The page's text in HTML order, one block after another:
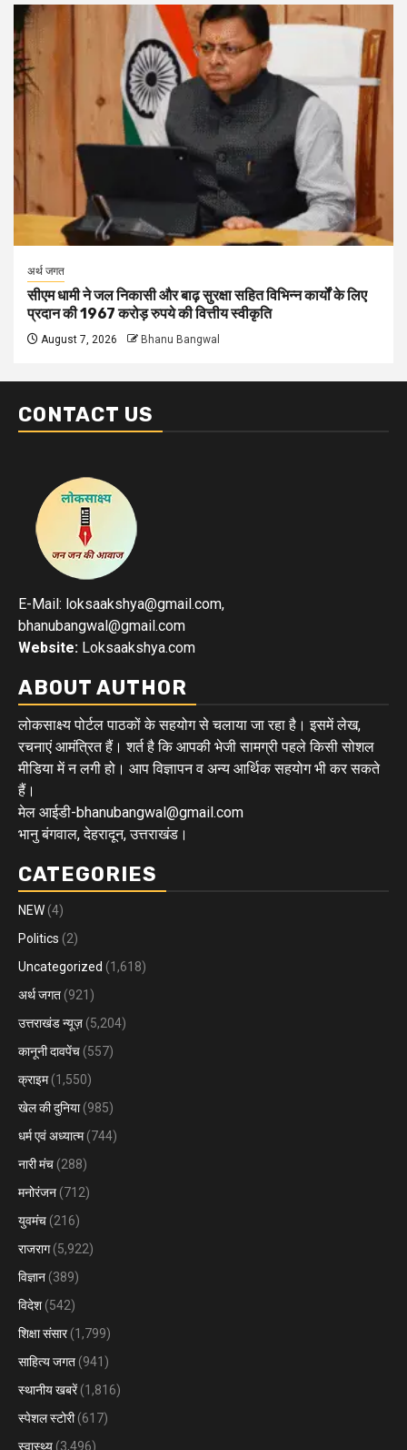
अर्थ जगत
सीएम धामी ने जल निकासी और बाढ़ सुरक्षा सहित विभिन्न कार्यों के लिए
प्रदान की 1967 करोड़ रुपये की वित्तीय स्वीकृति
August 7, 2026 Bhanu Bangwal
CONTACT US
E-Mail: loksaakshya@gmail.com,
bhanubangwal@gmail.com
Website: Loksaakshya.com
ABOUT AUTHOR
लोकसाक्ष्य पोर्टल पाठकों के सहयोग से चलाया जा रहा है। इसमें लेख,
रचनाएं आमंत्रित हैं। शर्त है कि आपकी भेजी सामग्री पहले किसी सोशल
मीडिया में न लगी हो। आप विज्ञापन व अन्य आर्थिक सहयोग भी कर सकते
हैं।
मेल आईडी-bhanubangwal@gmail.com
भानु बंगवाल, देहरादून, उत्तराखंड।
CATEGORIES
NEW (4)
Politics (2)
Uncategorized (1,618)
अर्थ जगत (921)
उत्तराखंड न्यूज़ (5,204)
कानूनी दावपेंच (557)
क्राइम(1,550)
खेल की दुनिया(985)
धर्म एवं अध्यात्म(744)
नारी मंच (288)
मनोरंजन (712)
युवमंच (216)
राजराग(5,922)
विज्ञान (389)
विदेश (542)
शिक्षा संसार(1,799)
साहित्य जगत (941)
स्थानीय खबरें(1,816)
स्पेशल स्टोरी(617)
स्वास्थ्य (3,496)